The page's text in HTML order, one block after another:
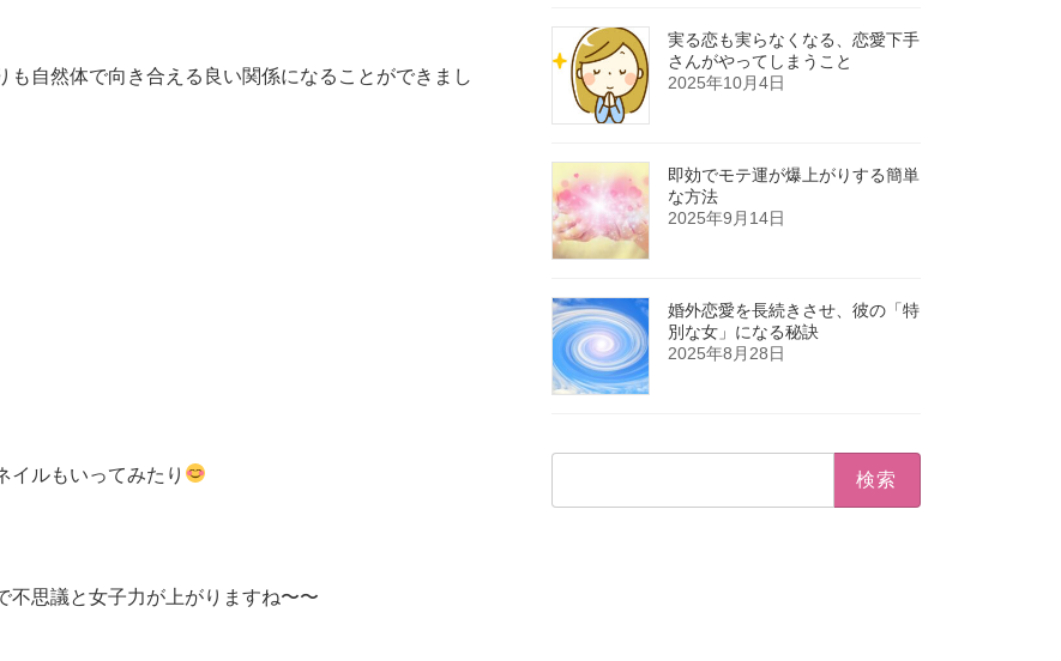
自然体で向き合える良い関係になることができまし
イルもいってみたり
不思議と女子力が上がりますね〜〜
実る恋も実らなくなる、恋愛下手
さんがやってしまうこと
2025年10月4日
即効でモテ運が爆上がりする簡単
な方法
2025年9月14日
婚外恋愛を長続きさせ、彼の「特
別な女」になる秘訣
2025年8月28日